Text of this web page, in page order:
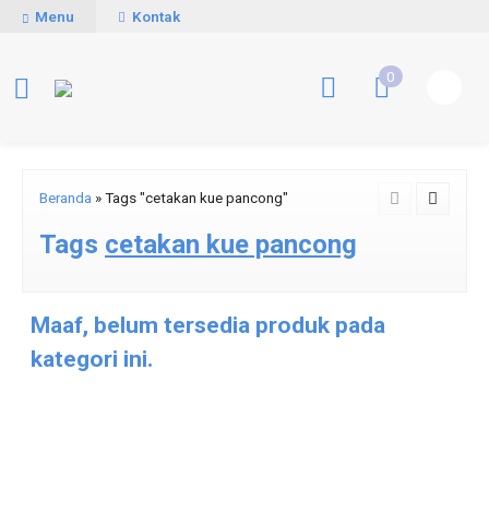
Menu Kontak
0
Beranda »Tags "cetakan kue pancong"
Tags cetakan kue pancong
Maaf, belum tersedia produk pada
kategori ini.